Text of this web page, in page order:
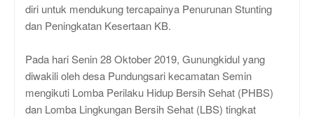
diri untuk mendukung tercapainya Penurunan Stunting
dan Peningkatan Kesertaan KB.
Pada hari Senin 28 Oktober 2019, Gunungkidul yang
diwakili oleh desa Pundungsari kecamatan Semin
mengikuti Lomba Perilaku Hidup Bersih Sehat (PHBS)
dan Lomba Lingkungan Bersih Sehat (LBS) tingkat